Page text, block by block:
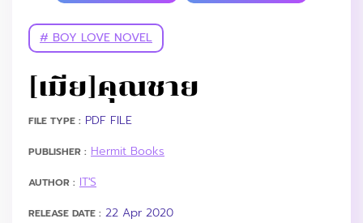
# BOY LOVE NOVEL
[เมีย]คุณชาย
FILE TYPE : PDF FILE
PUBLISHER : Hermit Books
AUTHOR : IT'S
RELEASE DATE : 22 Apr 2020